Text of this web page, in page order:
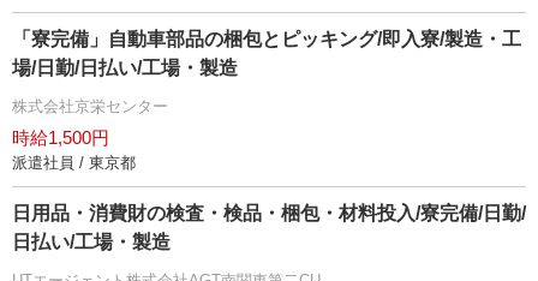
「寮完備」自動車部品の梱包とピッキング/即入寮/製造・工
場/日勤/日払い/工場・製造
株式会社京栄センター
時給1,500円
派遣社員 / 東京都
日用品・消費財の検査・検品・梱包・材料投入/寮完備/日勤/
日払い/工場・製造